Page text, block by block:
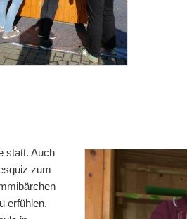
statt. Auch
zum
erfühlen.